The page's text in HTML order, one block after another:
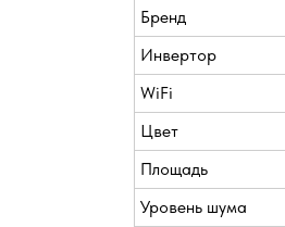
Бренд
Инвертор
WiFi
Цвет
Площадь
Уровень шума